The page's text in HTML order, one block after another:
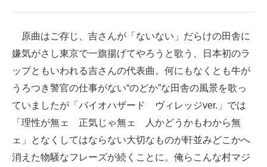
経営リーダーのコミュニティ
マーケ×ITの今がよく分かる
ITエンジニア向け専門サイト
企業向けIT製品の総合サイト
IT製品の技術・比較・事例
製造業のIT導入・活用を支援
原曲はご存じ、吉さんが「ないない」だらけの田舎に
嫌気がさし東京で一旗揚げてやろうと歌う、日本初のラ
ップともいわれる吉さんの代表曲。何にもなくとも牛が
うろつき警官の仕事がない“のどか”な田舎の風景を歌っ
ていましたが「バイオハザード ヴィレッジver.」では
「理性が無ェ 正気じゃ無ェ 人かどうかもわから無
ェ」となくしてはならない大切なものが軒並みどこかへ
消えた物騒なフレーズが続くことに。俺らこんな村マジ